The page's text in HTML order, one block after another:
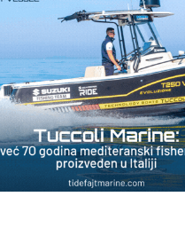
2008, 27 x 7,50 m, Iveco Aifo 331 kW
Cijena:
Gulet Kadena
2000, 32 x 8 m, Cummins
Pirelli 770 EFB
2010, 8,46 x 3,12 m, Mercruiser
35.000 EUR